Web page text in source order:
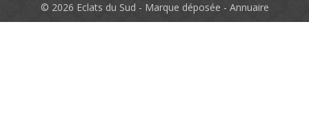
© 2026 Eclats du Sud - Marque déposée - Annuaire